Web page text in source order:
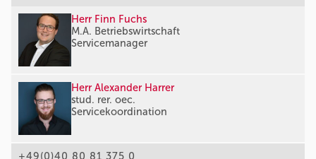
Herr Finn Fuchs
M.A. Betriebswirtschaft
Servicemanager
Herr Alexander Harrer
stud. rer. oec.
Servicekoordination
+49(0)40 80 81 375 0